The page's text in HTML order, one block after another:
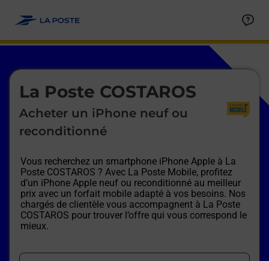
La Poste COSTAROS
Acheter un iPhone neuf ou
reconditionné
Vous recherchez un smartphone iPhone Apple à La
Poste COSTAROS ? Avec La Poste Mobile, profitez
d’un iPhone Apple neuf ou reconditionné au meilleur
prix avec un forfait mobile adapté à vos besoins. Nos
chargés de clientèle vous accompagnent à La Poste
COSTAROS pour trouver l’offre qui vous correspond le
mieux.
Le lien s'ouvre dans un nouvel onglet